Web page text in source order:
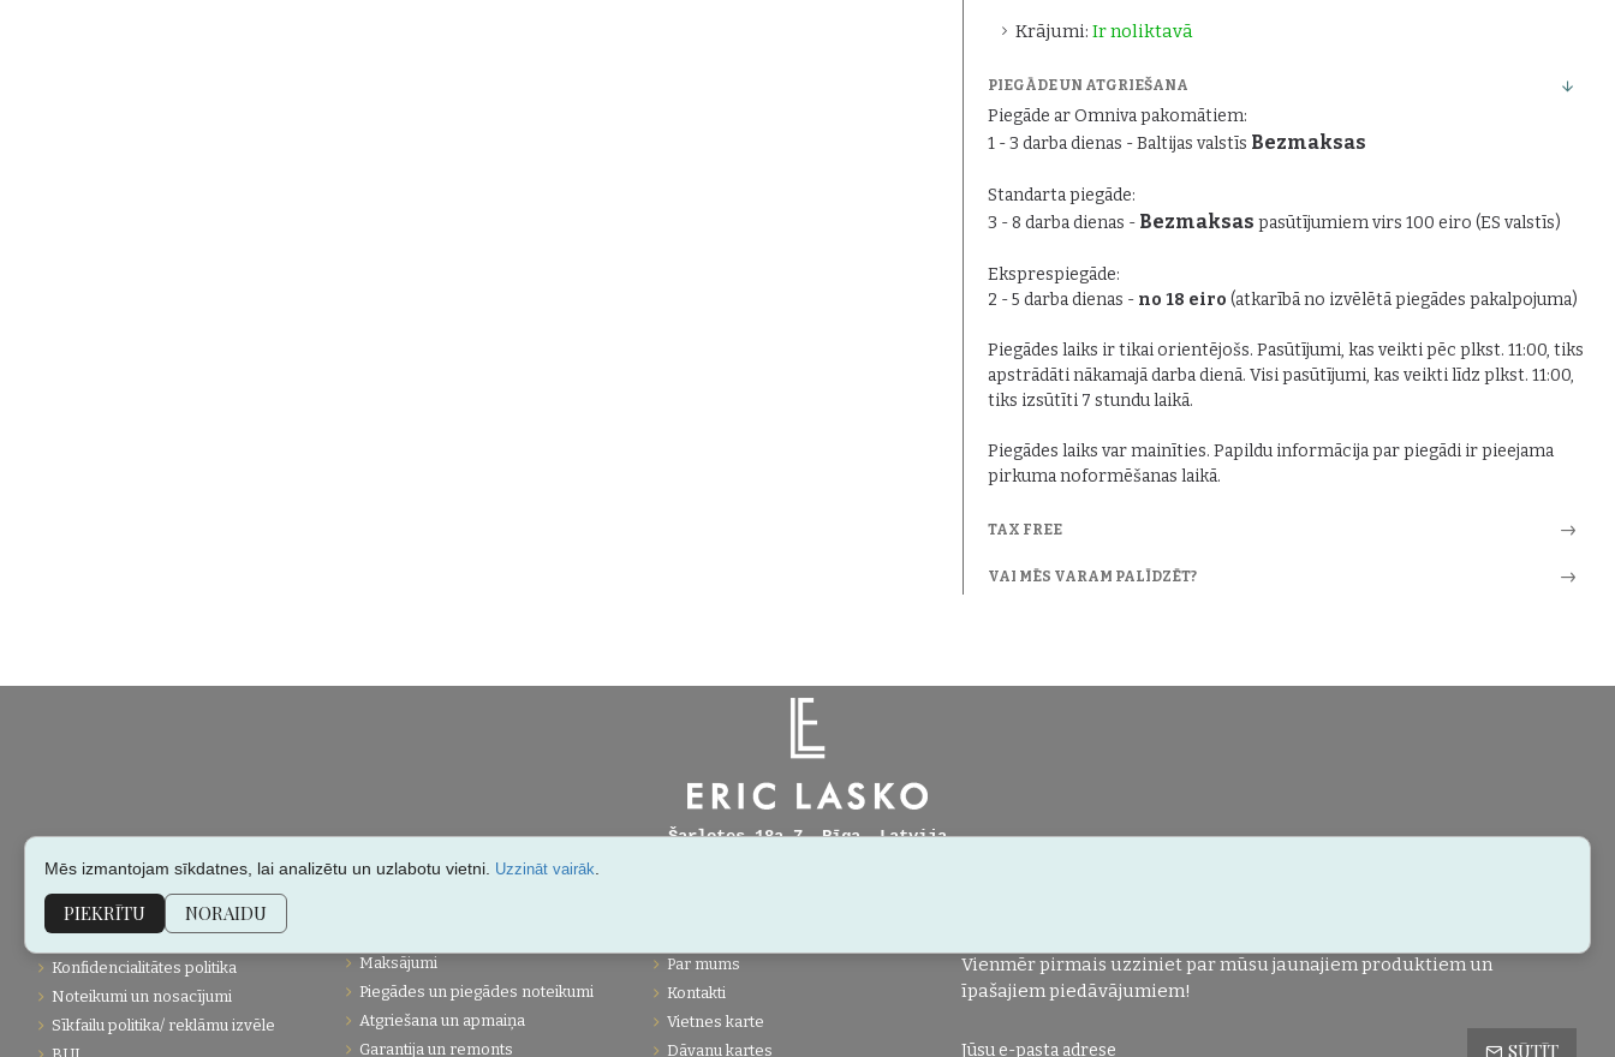
Krājumi: Ir noliktavā
PIEGĀDE UN ATGRIEŠANA
Piegāde ar Omniva pakomātiem:
1 - 3 darba dienas - Baltijas valstīs Bezmaksas
Standarta piegāde:
3 - 8 darba dienas - Bezmaksas pasūtījumiem virs 100 eiro (ES valstīs)
Eksprespiegāde:
2 - 5 darba dienas - no 18 eiro (atkarībā no izvēlētā piegādes pakalpojuma)
Piegādes laiks ir tikai orientējošs. Pasūtījumi, kas veikti pēc plkst. 11:00, tiks
apstrādāti nākamajā darba dienā. Visi pasūtījumi, kas veikti līdz plkst. 11:00,
tiks izsūtīti 7 stundu laikā.
Piegādes laiks var mainīties. Papildu informācija par piegādi ir pieejama
pirkuma noformēšanas laikā.
TAX FREE
VAI MĒS VARAM PALĪDZĒT?
Šarlotes 18a-7, Rīga, Latvija
KLIENTU APKALPOŠANA
Konfidencialitātes politika
Noteikumi un nosacījumi
Sīkfailu politika/ reklāmu izvēle
Maksājumi
Piegādes un piegādes noteikumi
Atgriešana un apmaiņa
Garantija un remonts
Par mums
Kontakti
Vietnes karte
Dāvanu kartes
Vienmēr pirmais uzziniet par mūsu jaunajiem produktiem un
īpašajiem piedāvājumiem!
SŪTĪT
Mēs izmantojam sīkdatnes, lai analizētu un uzlabotu vietni. Uzzināt vairāk
PIEKRĪTU NORAIDU